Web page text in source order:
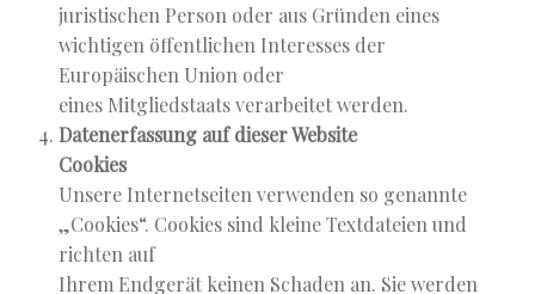
juristischen Person oder aus Gründen eines
wichtigen öffentlichen Interesses der
Europäischen Union oder
eines Mitgliedstaats verarbeitet werden.
Datenerfassung auf dieser Website
Cookies
Unsere Internetseiten verwenden so genannte
„Cookies“. Cookies sind kleine Textdateien und
richten auf
Ihrem Endgerät keinen Schaden an. Sie werden